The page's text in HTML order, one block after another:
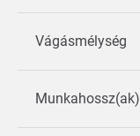
Vágásmélység
Munkahossz(ak)